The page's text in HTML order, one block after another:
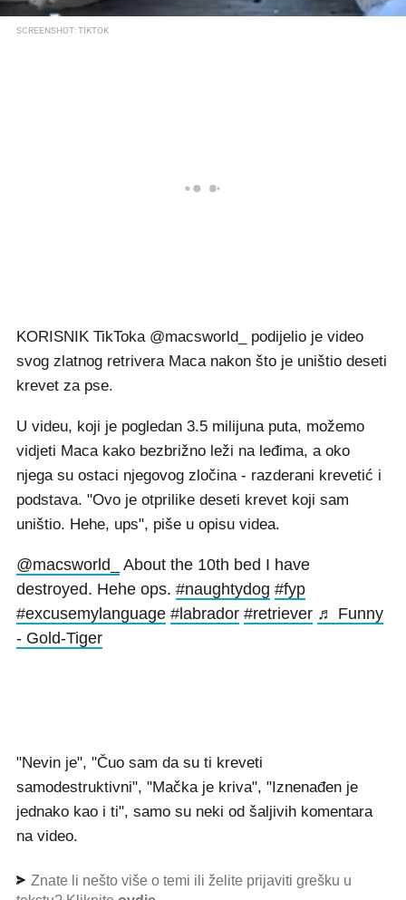
SCREENSHOT: TIKTOK
KORISNIK TikToka @macsworld_ podijelio je video
svog zlatnog retrivera Maca nakon što je uništio deseti
krevet za pse.
U videu, koji je pogledan 3.5 milijuna puta, možemo
vidjeti Maca kako bezbrižno leži na leđima, a oko
njega su ostaci njegovog zločina - razderani krevetić i
podstava. "Ovo je otprilike deseti krevet koji sam
uništio. Hehe, ups", piše u opisu videa.
@macsworld_
About the 10th bed I have
destroyed. Hehe ops. #naughtydog #fyp
#excusemylanguage #labrador #retriever ♬ Funny
- Gold-Tiger
"Nevin je", "Čuo sam da su ti kreveti
samodestruktivni", "Mačka je kriva", "Iznenađen je
jednako kao i ti", samo su neki od šaljivih komentara
na video.
Znate li nešto više o temi ili želite prijaviti grešku u